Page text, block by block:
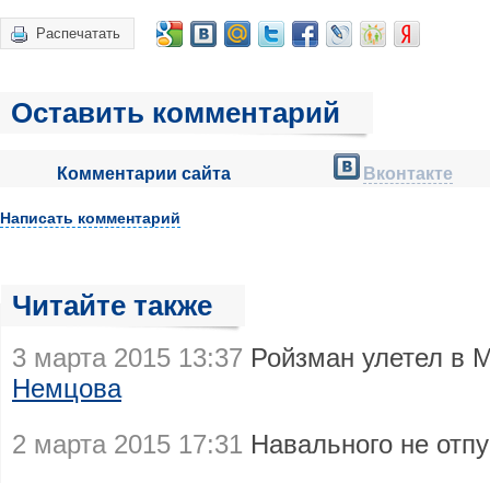
Распечатать
Оставить комментарий
Комментарии сайта Вконтакте
Написать комментарий
Читайте также
3 марта 2015 13:37 Ройзман улетел в
Немцова
2 марта 2015 17:31 Навального не